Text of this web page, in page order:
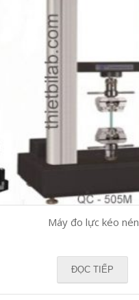
Máy đo lực kéo nén
ĐỌC TIẾP